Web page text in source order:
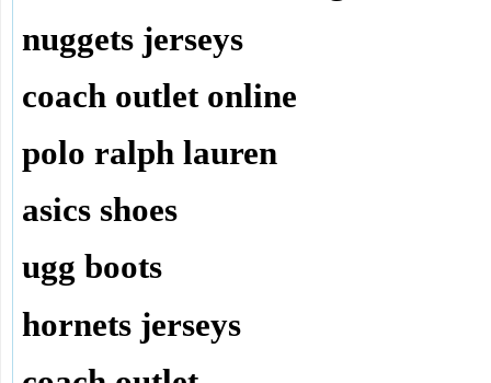
nuggets jerseys
coach outlet online
polo ralph lauren
asics shoes
ugg boots
hornets jerseys